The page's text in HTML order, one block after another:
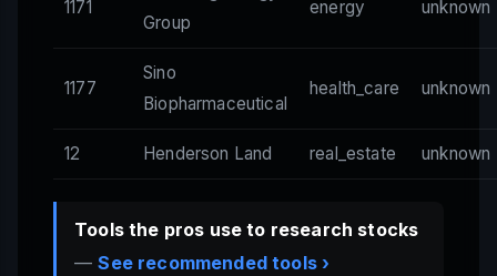
1171
Group
energy unknown
1177
Sino
Biopharmaceutical
health_care unknown
12 Henderson Land real_estate unknown
Tools the pros use to research stocks
—See recommended tools ›